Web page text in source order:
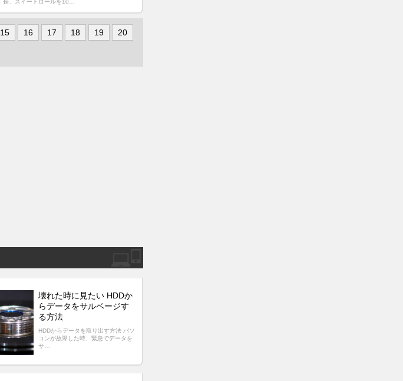
長、スイートロールを10…
15 16 17 18 19 20
壊れた時に見たい HDDか
らデータをサルベージす
る方法
HDDからデータを取り出す方法 パソ
コンが故障した時、緊急でデータを
サ…